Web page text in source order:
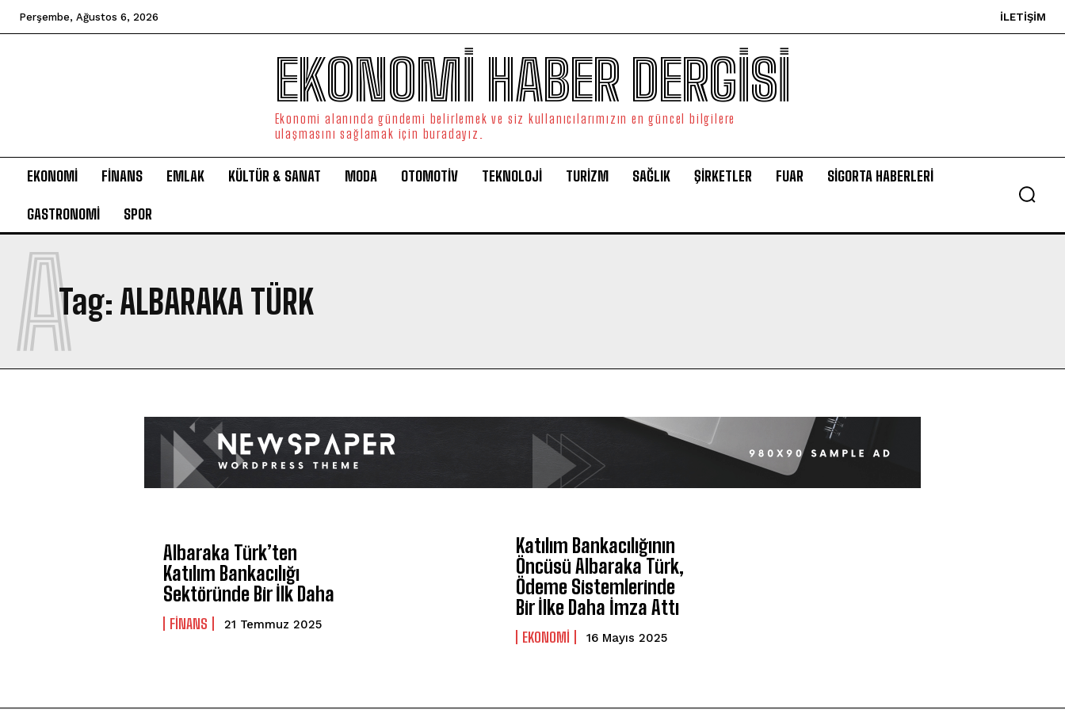
Perşembe, Ağustos 6, 2026 İLETIŞIM
EKONOMİ HABER DERGİSİ
Ekonomi alanında gündemi belirlemek ve siz kullanıcılarımızın en güncel bilgilere
ulaşmasını sağlamak için buradayız.
EKONOMİ FİNANS EMLAK KÜLTÜR & SANAT MODA OTOMOTİV TEKNOLOJİ TURİZM SAĞLIK ŞİRKETLER FUAR SİGORTA HABERLERİ
GASTRONOMİ SPOR
Tag: ALBARAKA TÜRK
A
Albaraka Türk’ten
Katılım Bankacılığı
Sektöründe Bir İlk Daha
FİNANS 21 Temmuz 2025
Katılım Bankacılığının
Öncüsü Albaraka Türk,
Ödeme Sistemlerinde
Bir İlke Daha İmza Attı
EKONOMİ 16 Mayıs 2025